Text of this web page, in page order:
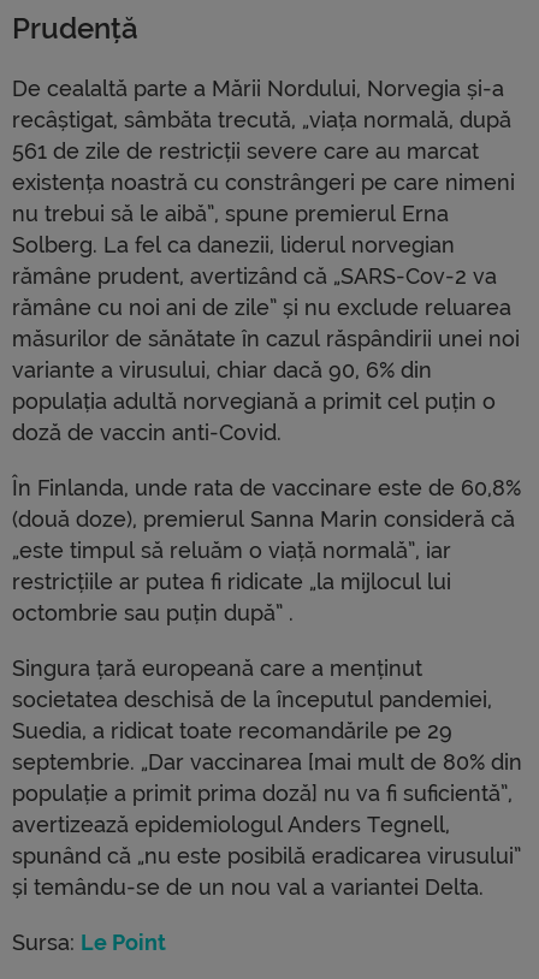
Prudență
De cealaltă parte a Mării Nordului, Norvegia și-a
recâștigat, sâmbăta trecută, „viața normală, după
561 de zile de restricții severe care au marcat
existența noastră cu constrângeri pe care nimeni
nu trebui să le aibă”, spune premierul Erna
Solberg. La fel ca danezii, liderul norvegian
rămâne prudent, avertizând că „SARS-Cov-2 va
rămâne cu noi ani de zile” și nu exclude reluarea
măsurilor de sănătate în cazul răspândirii unei noi
variante a virusului, chiar dacă 90, 6% din
populația adultă norvegiană a primit cel puțin o
doză de vaccin anti-Covid.
În Finlanda, unde rata de vaccinare este de 60,8%
(două doze), premierul Sanna Marin consideră că
„este timpul să reluăm o viață normală”, iar
restricțiile ar putea fi ridicate „la mijlocul lui
octombrie sau puțin după” .
Singura țară europeană care a menținut
societatea deschisă de la începutul pandemiei,
Suedia, a ridicat toate recomandările pe 29
septembrie. „Dar vaccinarea [mai mult de 80% din
populație a primit prima doză] nu va fi suficientă”,
avertizează epidemiologul Anders Tegnell,
spunând că „nu este posibilă eradicarea virusului”
și temându-se de un nou val a variantei Delta.
Sursa: Le Point